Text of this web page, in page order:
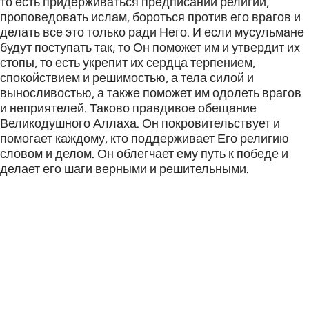
проповедовать ислам, бороться против его врагов и
делать все это только ради Него. И если мусульмане
будут поступать так, то Он поможет им и утвердит их
стопы, то есть укрепит их сердца терпением,
спокойствием и решимостью, а тела силой и
выносливостью, а также поможет им одолеть врагов
и неприятелей. Таково правдивое обещание
Великодушного Аллаха. Он покровительствует и
помогает каждому, кто поддерживает Его религию
словом и делом. Он облегчает ему путь к победе и
делает его шаги верными и решительными.